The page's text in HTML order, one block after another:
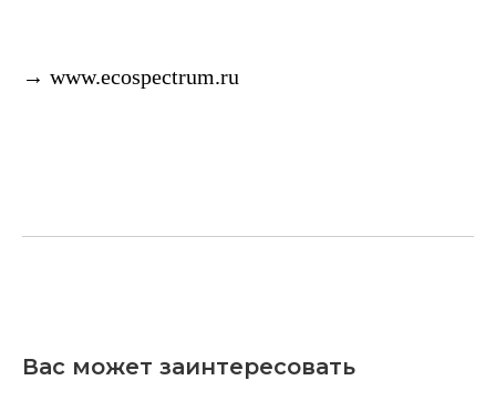
→ www.ecospectrum.ru
Вас может заинтересовать